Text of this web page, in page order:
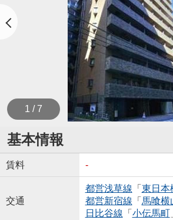
1 / 7
基本情報
賃料 -
交通
都営浅草線 「 東日本
都営新宿線 「 馬喰横
日比谷線 「 小伝馬町